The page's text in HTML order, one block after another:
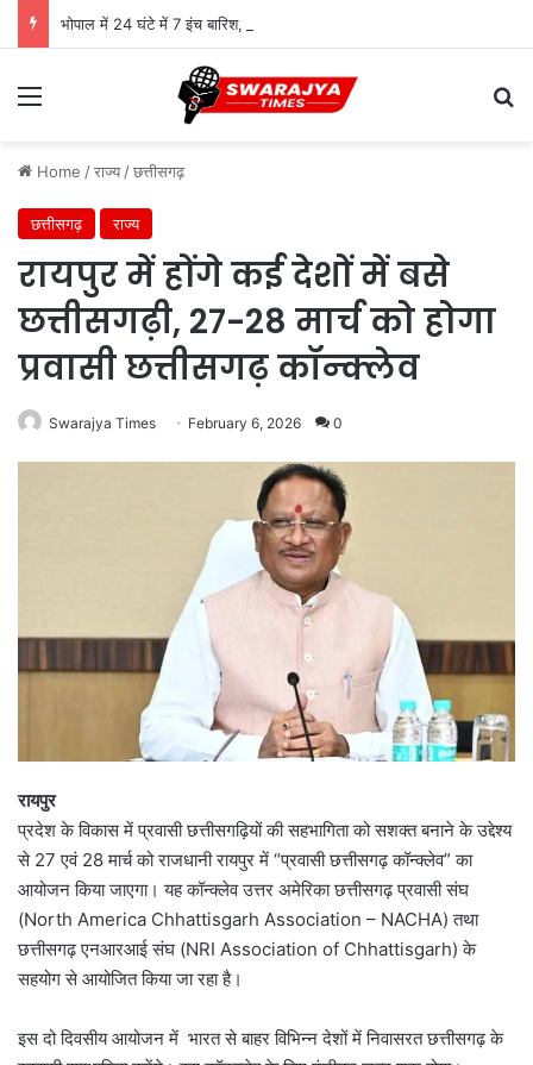
Menu
Home /राज्य /छत्तीसगढ़
छत्तीसगढ़ राज्य
रायपुर में होंगे कई देशों में बसे
छत्तीसगढ़ी, 27-28 मार्च को होगा
प्रवासी छत्तीसगढ़ कॉन्क्लेव
Swarajya Times February 6, 2026 0
रायपुर
प्रदेश के विकास में प्रवासी छत्तीसगढ़ियों की सहभागिता को सशक्त बनाने के उद्देश्य
से 27 एवं 28 मार्च को राजधानी रायपुर में “प्रवासी छत्तीसगढ़ कॉन्क्लेव” का
आयोजन किया जाएगा। यह कॉन्क्लेव उत्तर अमेरिका छत्तीसगढ़ प्रवासी संघ
(North America Chhattisgarh Association – NACHA) तथा
छत्तीसगढ़ एनआरआई संघ (NRI Association of Chhattisgarh) के
सहयोग से आयोजित किया जा रहा है।
इस दो दिवसीय आयोजन में भारत से बाहर विभिन्न देशों में निवासरत छत्तीसगढ़ के